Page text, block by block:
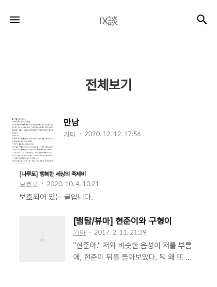
談
Ⅸ談
전체보기
만남
기타 2020. 12. 12. 17:56
[나루토] 행복한 세상의 족제비
보호글 2020. 10. 4. 10:21
보호되어 있는 글입니다.
[뱀탐/뷰마] 현준이와 구형이
기타 2017. 2. 11. 21:39
"현준아." 저와 비슷한 음성이 저를 부름
에, 현준이 뒤를 돌아보았다. 뭐 왜 또 무